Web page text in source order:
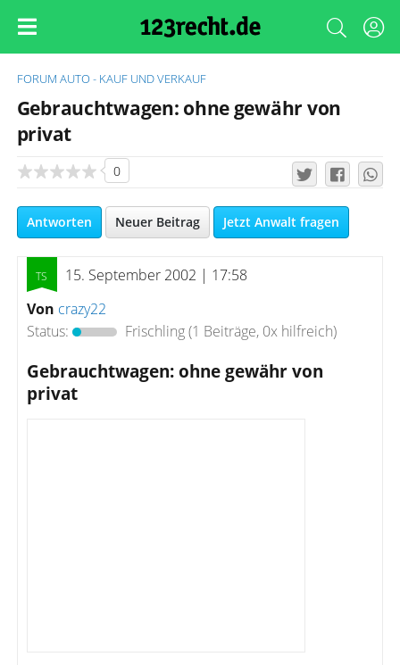
FORUM AUTO - KAUF UND VERKAUF
Gebrauchtwagen: ohne gewähr von
privat
0
Antworten Neuer Beitrag Jetzt Anwalt fragen
15. September 2002 | 17:58
Von crazy22
Status:
Frischling(1 Beiträge, 0x hilfreich)
Gebrauchtwagen: ohne gewähr von
privat